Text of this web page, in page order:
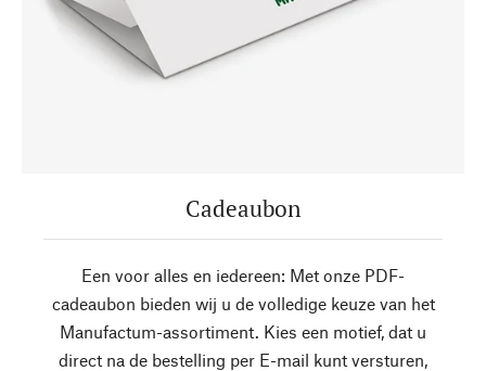
Cadeaubon
Een voor alles en iedereen: Met onze PDF-
cadeaubon bieden wij u de volledige keuze van het
Manufactum-assortiment. Kies een motief, dat u
direct na de bestelling per E-mail kunt versturen,